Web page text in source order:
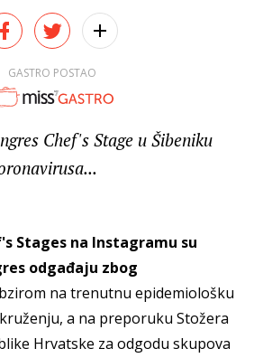
GASTRO POSTAO
Chef's Stage u Šibeniku
Stages na Instagramu su
odgađaju zbog
na trenutnu epidemiološku
a na preporuku Stožera
Hrvatske za odgodu skupova